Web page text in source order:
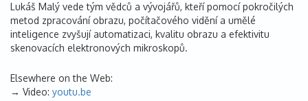
Lukáš Malý vede tým vědců a vývojářů, kteří pomocí pokročilých
metod zpracování obrazu, počítačového vidění a umělé
inteligence zvyšují automatizaci, kvalitu obrazu a efektivitu
skenovacích elektronových mikroskopů.
Elsewhere on the Web:
Video: youtu.be